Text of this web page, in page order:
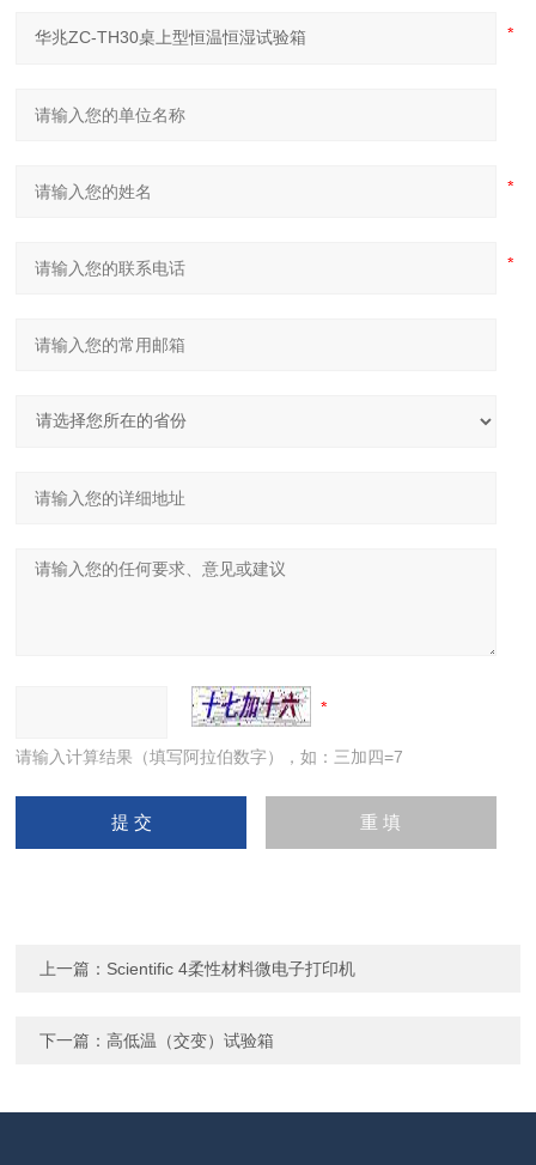
请输入计算结果（填写阿拉伯数字），如：三加四=7
上一篇： Scientific 4柔性材料微电子打印机
下一篇：高低温（交变）试验箱